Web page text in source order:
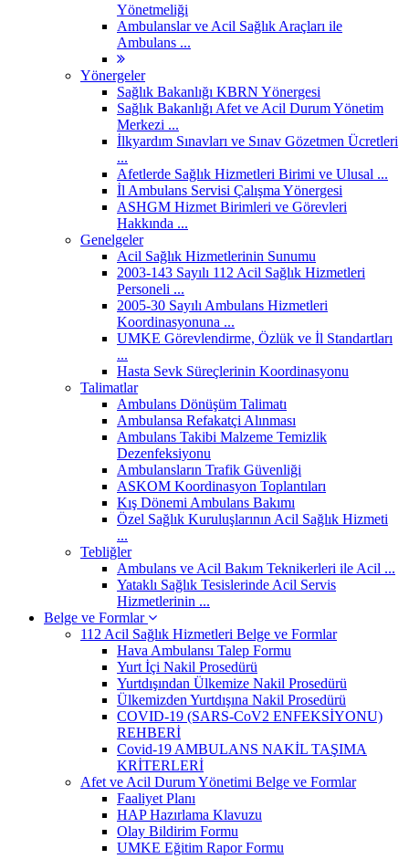
Yönetmeliği
Ambulanslar ve Acil Sağlık Araçları ile
Ambulans ...
Yönergeler
Sağlık Bakanlığı KBRN Yönergesi
Sağlık Bakanlığı Afet ve Acil Durum Yönetim
Merkezi ...
İlkyardım Sınavları ve Sınav Gözetmen Ücretleri
...
Afetlerde Sağlık Hizmetleri Birimi ve Ulusal ...
İl Ambulans Servisi Çalışma Yönergesi
ASHGM Hizmet Birimleri ve Görevleri
Hakkında ...
Genelgeler
Acil Sağlık Hizmetlerinin Sunumu
2003-143 Sayılı 112 Acil Sağlık Hizmetleri
Personeli ...
2005-30 Sayılı Ambulans Hizmetleri
Koordinasyonuna ...
UMKE Görevlendirme, Özlük ve İl Standartları
...
Hasta Sevk Süreçlerinin Koordinasyonu
Talimatlar
Ambulans Dönüşüm Talimatı
Ambulansa Refakatçi Alınması
Ambulans Takibi Malzeme Temizlik
Dezenfeksiyonu
Ambulansların Trafik Güvenliği
ASKOM Koordinasyon Toplantıları
Kış Dönemi Ambulans Bakımı
Özel Sağlık Kuruluşlarının Acil Sağlık Hizmeti
...
Tebliğler
Ambulans ve Acil Bakım Teknikerleri ile Acil ...
Yataklı Sağlık Tesislerinde Acil Servis
Hizmetlerinin ...
Belge ve Formlar
112 Acil Sağlık Hizmetleri Belge ve Formlar
Hava Ambulansı Talep Formu
Yurt İçi Nakil Prosedürü
Yurtdışından Ülkemize Nakil Prosedürü
Ülkemizden Yurtdışına Nakil Prosedürü
COVID-19 (SARS-CoV2 ENFEKSİYONU)
REHBERİ
Covid-19 AMBULANS NAKİL TAŞIMA
KRİTERLERİ
Afet ve Acil Durum Yönetimi Belge ve Formlar
Faaliyet Planı
HAP Hazırlama Klavuzu
Olay Bildirim Formu
UMKE Eğitim Rapor Formu